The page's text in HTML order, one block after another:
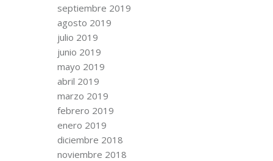
septiembre 2019
agosto 2019
julio 2019
junio 2019
mayo 2019
abril 2019
marzo 2019
febrero 2019
enero 2019
diciembre 2018
noviembre 2018